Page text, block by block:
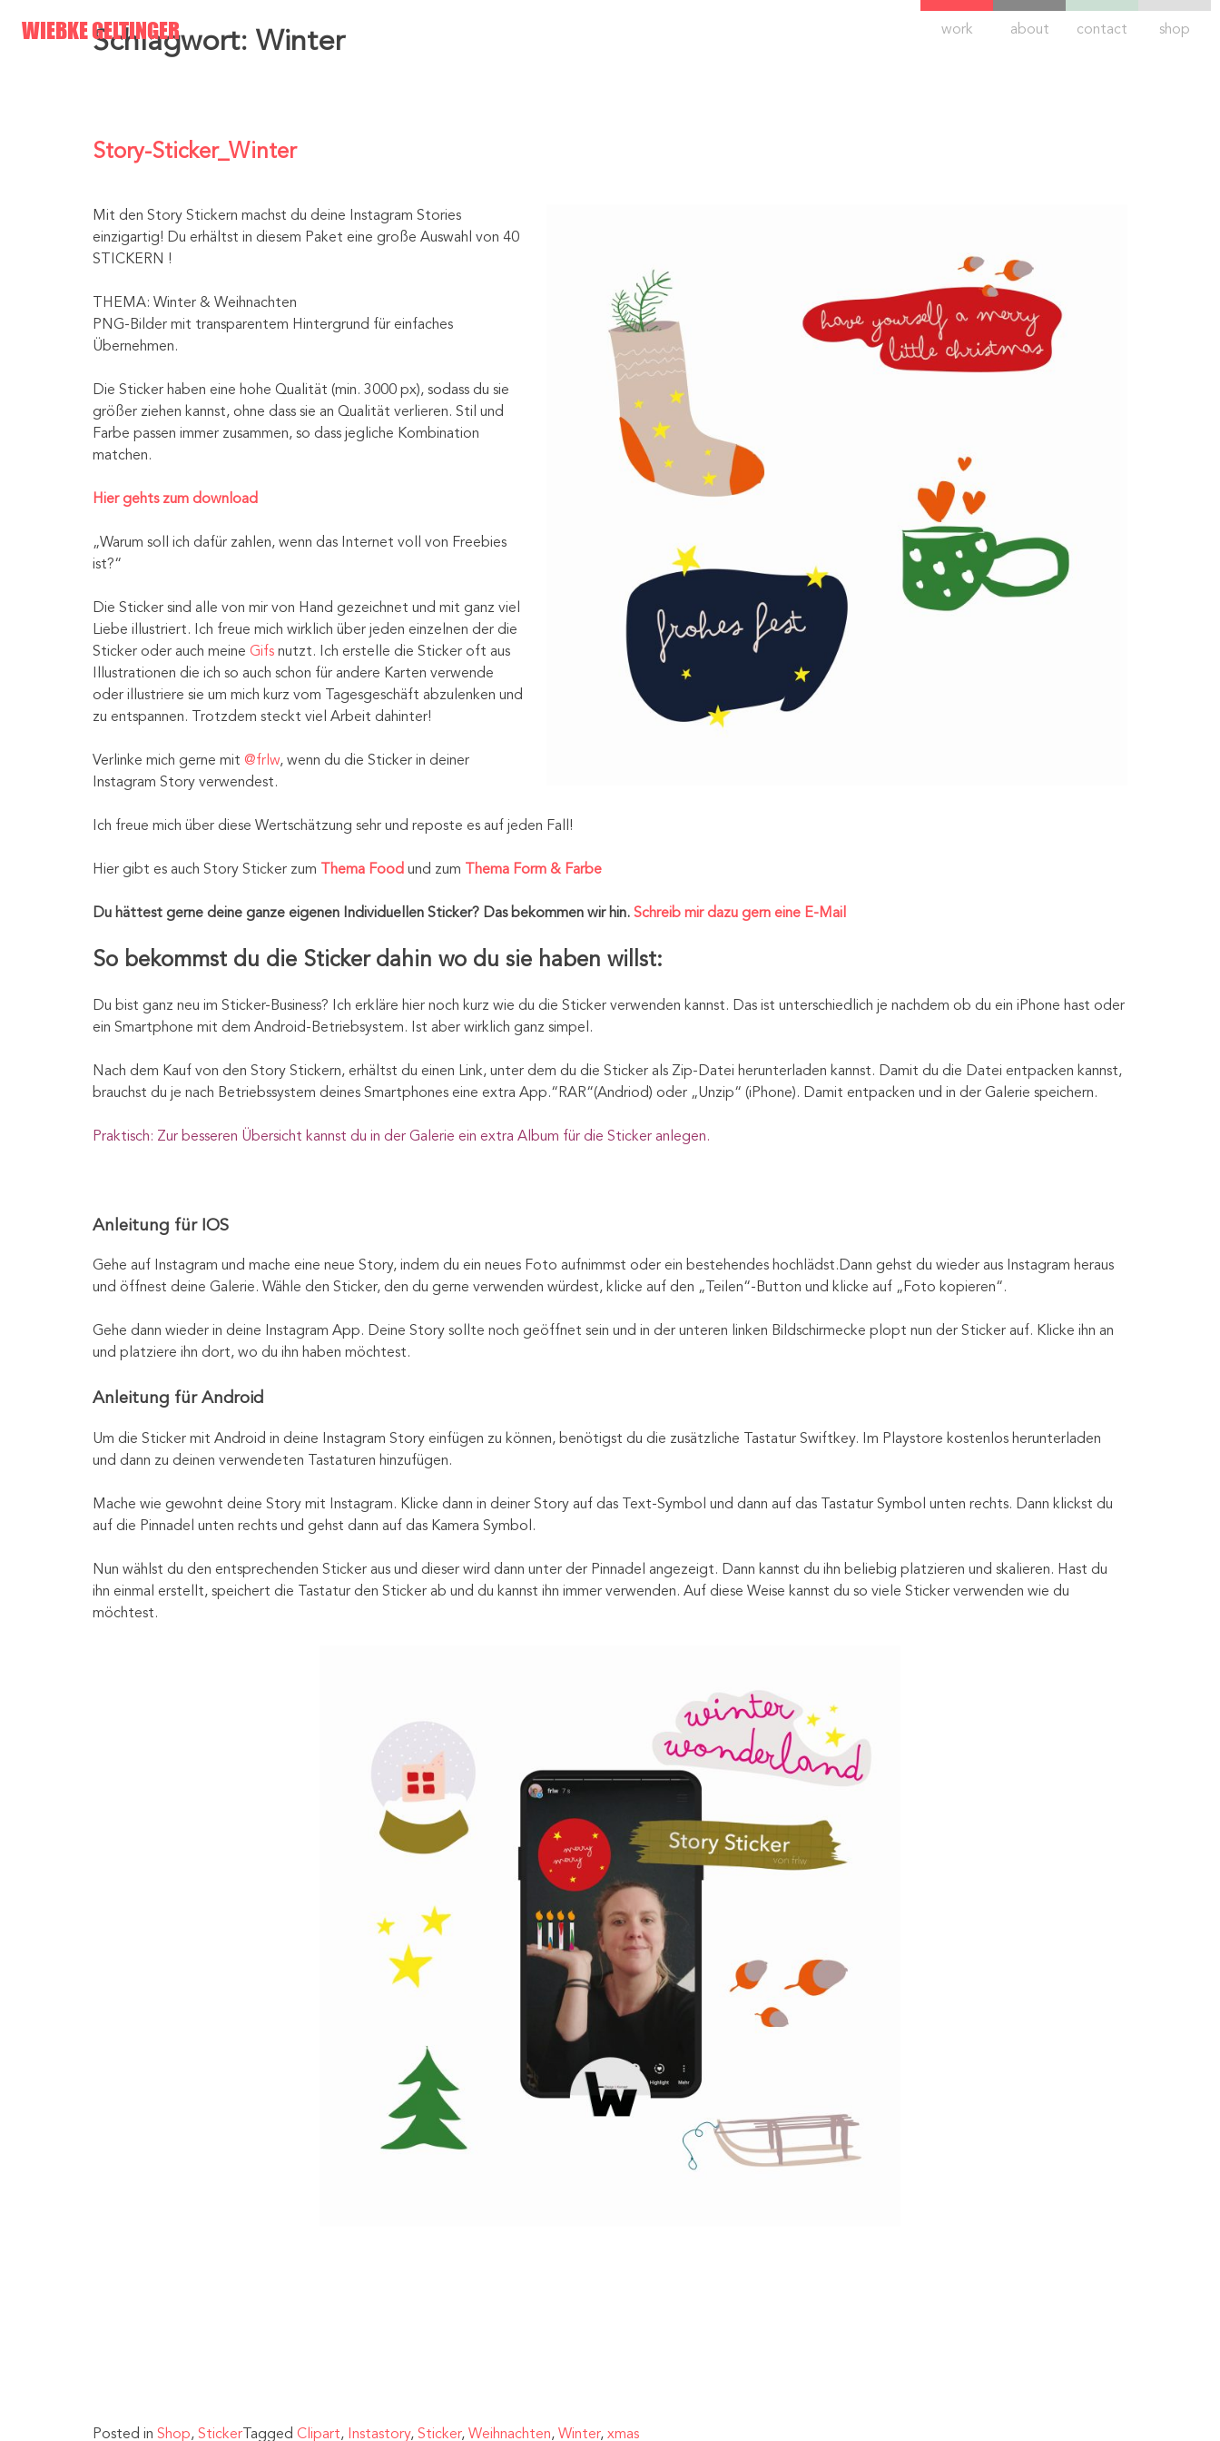
WIEBKE GELTINGER work about contact shop
Schlagwort: Winter
Story-Sticker_Winter
Mit den Story Stickern machst du deine Instagram Stories
einzigartig! Du erhältst in diesem Paket eine große Auswahl von 40
STICKERN !
THEMA: Winter & Weihnachten
PNG-Bilder mit transparentem Hintergrund für einfaches
Übernehmen.
Die Sticker haben eine hohe Qualität (min. 3000 px), sodass du sie
größer ziehen kannst, ohne dass sie an Qualität verlieren. Stil und
Farbe passen immer zusammen, so dass jegliche Kombination
matchen.
Hier gehts zum download
„Warum soll ich dafür zahlen, wenn das Internet voll von Freebies
ist?“
Die Sticker sind alle von mir von Hand gezeichnet und mit ganz viel
Liebe illustriert. Ich freue mich wirklich über jeden einzelnen der die
Sticker oder auch meineGifsnutzt. Ich erstelle die Sticker oft aus
Illustrationen die ich so auch schon für andere Karten verwende
oder illustriere sie um mich kurz vom Tagesgeschäft abzulenken und
zu entspannen. Trotzdem steckt viel Arbeit dahinter!
Verlinke mich gerne mit@frlw, wenn du die Sticker in deiner
Instagram Story verwendest.
Ich freue mich über diese Wertschätzung sehr und reposte es auf jeden Fall!
Hier gibt es auch Story Sticker zumThema Foodund zumThema Form & Farbe
Du hättest gerne deine ganze eigenen Individuellen Sticker? Das bekommen wir hin. Schreib mir dazu gern eine E-Mail
So bekommst du die Sticker dahin wo du sie haben willst:
Du bist ganz neu im Sticker-Business? Ich erkläre hier noch kurz wie du die Sticker verwenden kannst. Das ist unterschiedlich je nachdem ob du ein iPhone hast oder
ein Smartphone mit dem Android-Betriebsystem. Ist aber wirklich ganz simpel.
Nach dem Kauf von den Story Stickern, erhältst du einen Link, unter dem du die Sticker als Zip-Datei herunterladen kannst. Damit du die Datei entpacken kannst,
brauchst du je nach Betriebssystem deines Smartphones eine extra App.“RAR“(Andriod) oder „Unzip“ (iPhone). Damit entpacken und in der Galerie speichern.
Praktisch: Zur besseren Übersicht kannst du in der Galerie ein extra Album für die Sticker anlegen.
Anleitung für IOS
Gehe auf Instagram und mache eine neue Story, indem du ein neues Foto aufnimmst oder ein bestehendes hochlädst.Dann gehst du wieder aus Instagram heraus
und öffnest deine Galerie. Wähle den Sticker, den du gerne verwenden würdest, klicke auf den „Teilen“-Button und klicke auf „Foto kopieren“.
Gehe dann wieder in deine Instagram App. Deine Story sollte noch geöffnet sein und in der unteren linken Bildschirmecke plopt nun der Sticker auf. Klicke ihn an
und platziere ihn dort, wo du ihn haben möchtest.
Anleitung für Android
Um die Sticker mit Android in deine Instagram Story einfügen zu können, benötigst du die zusätzliche Tastatur Swiftkey. Im Playstore kostenlos herunterladen
und dann zu deinen verwendeten Tastaturen hinzufügen.
Mache wie gewohnt deine Story mit Instagram. Klicke dann in deiner Story auf das Text-Symbol und dann auf das Tastatur Symbol unten rechts. Dann klickst du
auf die Pinnadel unten rechts und gehst dann auf das Kamera Symbol.
Nun wählst du den entsprechenden Sticker aus und dieser wird dann unter der Pinnadel angezeigt. Dann kannst du ihn beliebig platzieren und skalieren. Hast du
ihn einmal erstellt, speichert die Tastatur den Sticker ab und du kannst ihn immer verwenden. Auf diese Weise kannst du so viele Sticker verwenden wie du
möchtest.
Posted inShop,StickerTaggedClipart,Instastory,Sticker,Weihnachten,Winter,xmas
Im monatlichen Design News Loveletter gebe ich Tipps & Tricks zu
Design und Gestaltung und zeige dir darin aktuelle Projekte,
du erfährst natürlich immer zuerst von neuen Produkten &